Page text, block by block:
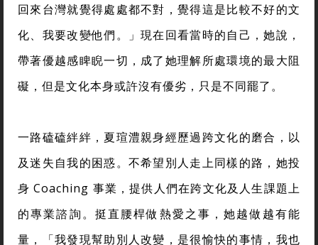
回來台灣就覺得處處都不對，覺得這是比較不好的文
化、我要改變他們。」現在回看當時的自己，她說，
帶著優越感睥睨一切，成了她理解所處環境的最大阻
礙，但是文化本身或許沒有優劣，只是不同罷了。
一路磕磕絆絆，夏瑄澧親身經歷過跨文化的磨合，以
及迷失自我的困惑。不希望別人走上同樣的路，她投
身 Coaching 事業，提供人們在跨文化及人生課題上
的專業諮詢。挺直腰桿做熱愛之事，她越做越有能
量，「我發現幫助別人改變，是很愉快的事情，我也